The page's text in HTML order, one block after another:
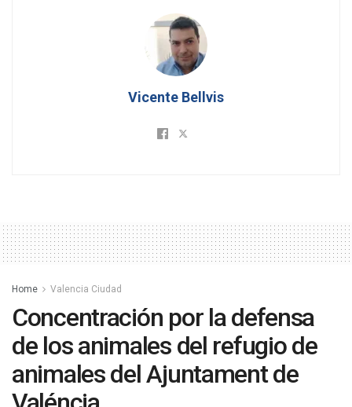
Vicente Bellvis
Home Valencia Ciudad
Concentración por la defensa
de los animales del refugio de
animales del Ajuntament de